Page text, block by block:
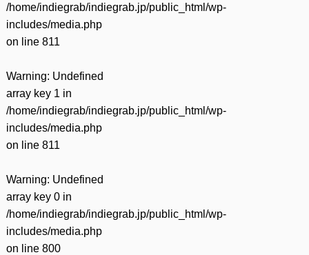
/home/indiegrab/indiegrab.jp/public_html/wp-
includes/media.php
on line 811
Warning: Undefined
array key 1 in
/home/indiegrab/indiegrab.jp/public_html/wp-
includes/media.php
on line 811
Warning: Undefined
array key 0 in
/home/indiegrab/indiegrab.jp/public_html/wp-
includes/media.php
on line 800